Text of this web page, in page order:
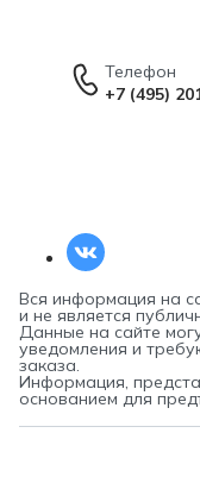
Телефон
+7 (495)
Вся информация на
и не является
Данные на сайте
уведомления и
заказа.
Информация,
основанием для